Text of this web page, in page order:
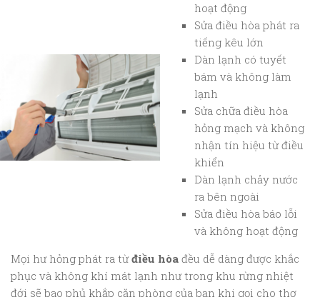
hoạt động
Sửa điều hòa phát ra
tiếng kêu lớn
Dàn lạnh có tuyết
bám và không làm
lạnh
Sửa chữa điều hòa
hỏng mạch và không
nhận tín hiệu từ điều
khiển
Dàn lạnh chảy nước
ra bên ngoài
Sửa điều hòa báo lỗi
và không hoạt động
Mọi hư hỏng phát ra từđiều hòa đều dễ dàng được khắc
phục và không khí mát lạnh như trong khu rừng nhiệt
đới sẽ bao phủ khắp căn phòng của bạn khi gọi cho thợ